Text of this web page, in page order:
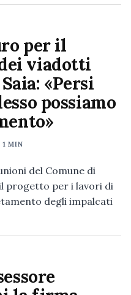
per il
viadotti
«Persi
possiamo
1 MIN
del Comune di
progetto per i lavori di
degli impalcati